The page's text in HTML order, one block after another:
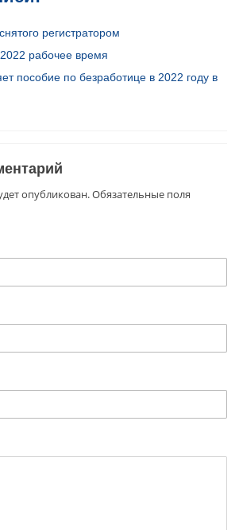
регистратором
рабочее время
пособие по безработице в 2022 году в
опубликован.Обязательные поля